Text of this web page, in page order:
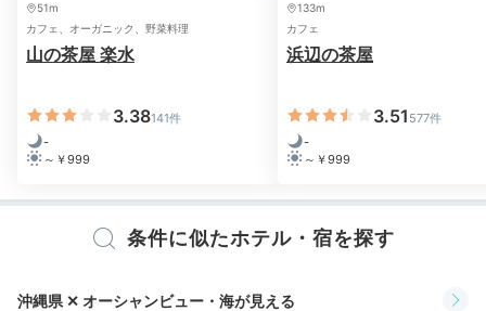
Dinner
18:00
好みの夕食に舌鼓
51m
カフェ、オーガニック、野菜料理
山の茶屋 楽水
3.38141件
-
～￥999
133m
カフェ
浜辺の茶屋
3.51 577件
-
～￥999
条件に似たホテル・宿を探す
沖縄県 ✕ オーシャンビュー・海が見える